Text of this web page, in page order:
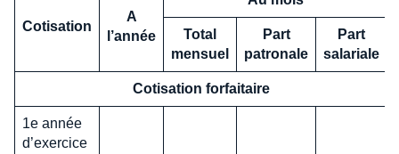
Cotisation
A
l’année
Total
mensuel
Part
patronale
Part
salariale
Cotisation forfaitaire
1e année
d’exercice